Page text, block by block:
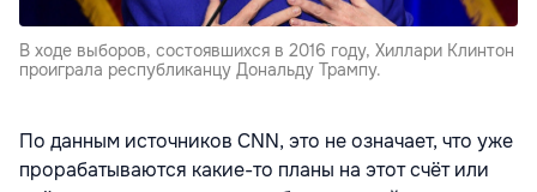
В ходе выборов, состоявшихся в 2016 году, Хиллари Клинтон
проиграла республиканцу Дональду Трампу.
По данным источников CNN, это не означает, что уже
прорабатываются какие-то планы на этот счёт или